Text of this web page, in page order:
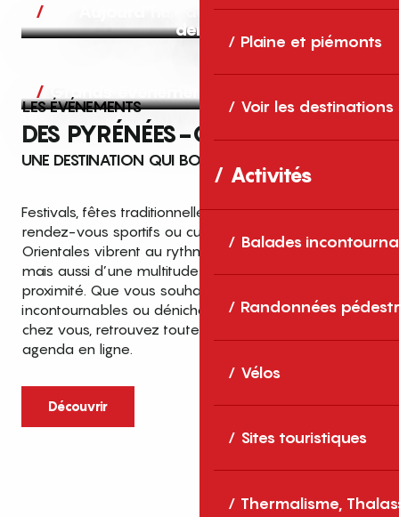
Plaine et piémonts
Voir les destinations
Activités
Balades
Randonnées
Vélos
Sites touristiques
Thermalisme,
Aujourd’hui, demain et après-
demain
Grands événements
LES ÉVÉNEMENTS
DES PYRÉNÉES-ORIENTALES
UNE DESTINATION QUI BOUGE TOUTE L’ANNÉE
Festivals, fêtes traditionnelles, concerts, expositions,
rendez-vous sportifs ou culturels… les Pyrénées-
Orientales vibrent au rythme de grands temps forts
mais aussi d’une multitude d’événements de
proximité. Que vous souhaitiez vivre les
incontournables ou dénicher des sorties près de
chez vous, retrouvez toutes les infos dans notre
agenda en ligne.
Découvrir
Top des événements et sorties
en famille
cet été dans les Pyrénées-Orientales
Entre mer Méditerranée, villages de
caractère et grands espaces naturels, les
Pyrénées-Orientales sont une destination
idéale pour partager des moments en
famille tout au long...